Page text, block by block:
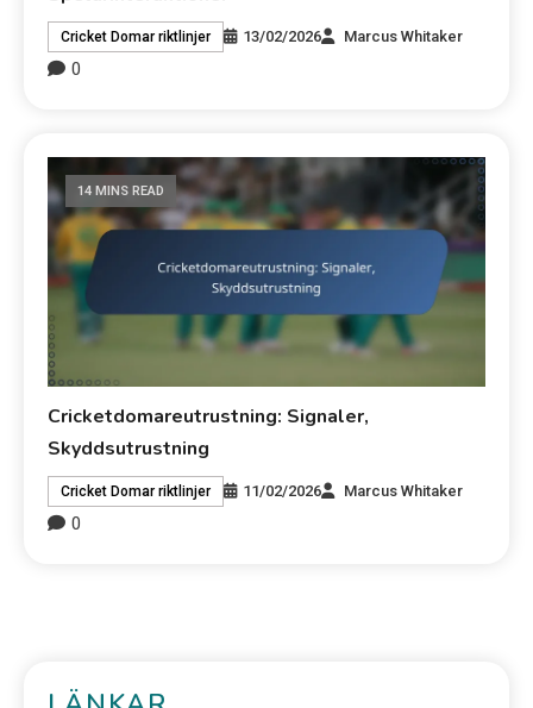
Cricket Domar riktlinjer 13/02/2026 Marcus Whitaker
0
14 MINS READ
Cricketdomareutrustning: Signaler,
Skyddsutrustning
Cricket Domar riktlinjer 11/02/2026 Marcus Whitaker
0